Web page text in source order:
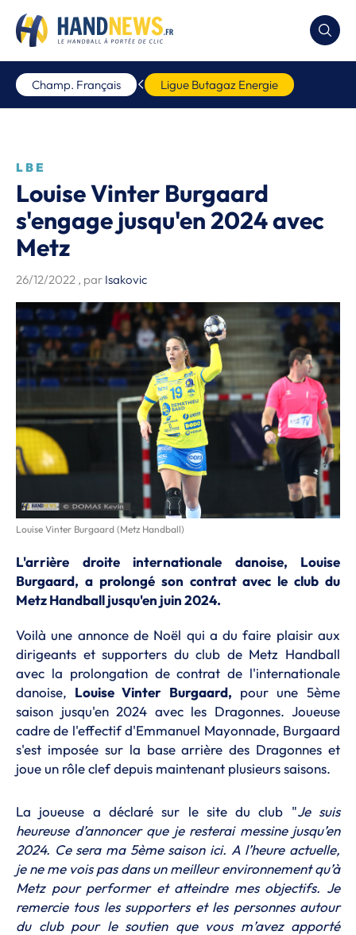
Champ. Français Ligue Butagaz Energie
LBE
Louise Vinter Burgaard
s'engage jusqu'en 2024 avec
Metz
26/12/2022 , par Isakovic
Louise Vinter Burgaard (Metz Handball)
L'arrière droite internationale danoise, Louise
Burgaard, a prolongé son contrat avec le club du
Metz Handball jusqu'en juin 2024.
Voilà une annonce de Noël qui a du faire plaisir aux
dirigeants et supporters du club de Metz Handball
avec la prolongation de contrat de l'internationale
danoise, Louise Vinter Burgaard, pour une 5ème
saison jusqu'en 2024 avec les Dragonnes. Joueuse
cadre de l'effectif d'Emmanuel Mayonnade, Burgaard
s'est imposée sur la base arrière des Dragonnes et
joue un rôle clef depuis maintenant plusieurs saisons.
La joueuse a déclaré sur le site du club "Je suis
heureuse d’annoncer que je resterai messine jusqu’en
2024. Ce sera ma 5ème saison ici. A l’heure actuelle,
je ne me vois pas dans un meilleur environnement qu’à
Metz pour performer et atteindre mes objectifs. Je
remercie tous les supporters et les personnes autour
du club pour le soutien que vous m’avez apporté